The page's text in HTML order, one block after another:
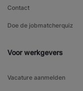
Contact
Doe de jobmatcherquiz
Voor werkgevers
Vacature aanmelden